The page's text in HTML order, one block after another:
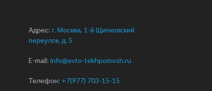
Адрес: г. Москва, 1-й Щипковский
переулок, д. 5
E-mail: info@avto-tekhpomosh.ru
Телефон: +7(977) 703-15-15